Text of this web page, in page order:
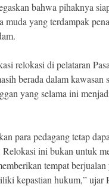
bahwa pihaknya
muda yang terdampak
relokasi di pelataran
berada dalam kawasan
yang selama ini
para pedagang tetap
ini bukan untuk
tempat
kepastian hukum,” ujar